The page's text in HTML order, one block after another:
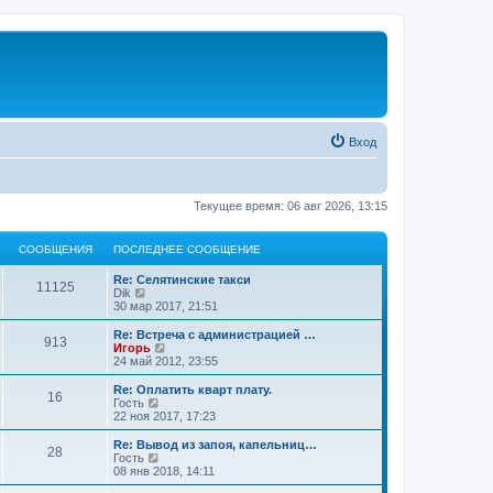
Вход
Текущее время: 06 авг 2026, 13:15
СООБЩЕНИЯ ПОСЛЕДНЕЕ СООБЩЕНИЕ
11125
Re: Селятинские такси
Dik
е
р
е
т
п
о
с
е
д
н
е
30 мар 2017, 21:51
913
Re: Встреча с администрацией …
Игорь
е
р
е
т
п
о
с
24 май 2012, 23:55
16
Re: Оплатить кварт плату.
Гость
е
р
е
т
22 ноя 2017, 17:23
28
Re: Вывод из запоя, капельниц…
Гость
е
р
08 янв 2018, 14:11